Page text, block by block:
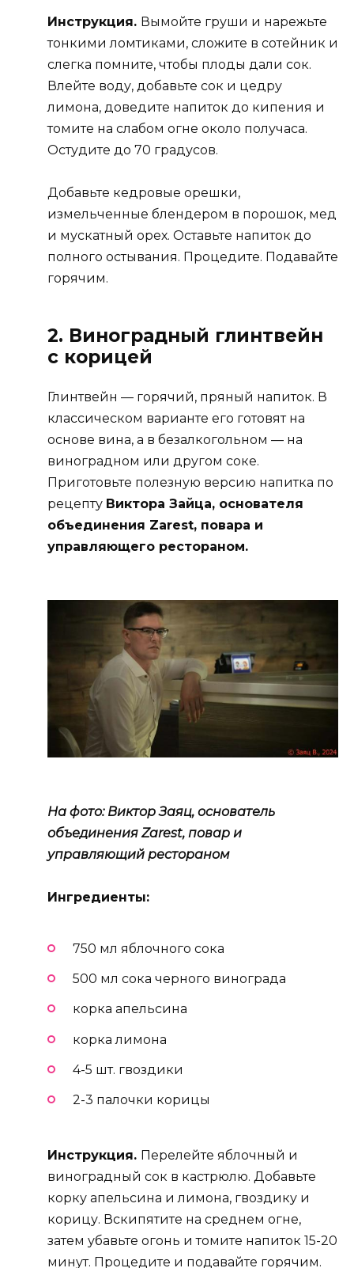
Инструкция. Вымойте груши и нарежьте
тонкими ломтиками, сложите в сотейник и
слегка помните, чтобы плоды дали сок.
Влейте воду, добавьте сок и цедру
лимона, доведите напиток до кипения и
томите на слабом огне около получаса.
Остудите до 70 градусов.
Добавьте кедровые орешки,
измельченные блендером в порошок, мед
и мускатный орех. Оставьте напиток до
полного остывания. Процедите. Подавайте
горячим.
2. Виноградный глинтвейн
с корицей
Глинтвейн — горячий, пряный напиток. В
классическом варианте его готовят на
основе вина, а в безалкогольном — на
виноградном или другом соке.
Приготовьте полезную версию напитка по
рецепту Виктора Зайца, основателя
объединения Zarest, повара и
управляющего рестораном.
На фото: Виктор Заяц, основатель
объединения Zarest, повар и
управляющий рестораном
Ингредиенты:
750 мл яблочного сока
500 мл сока черного винограда
корка апельсина
корка лимона
4-5 шт. гвоздики
2-3 палочки корицы
Инструкция. Перелейте яблочный и
виноградный сок в кастрюлю. Добавьте
корку апельсина и лимона, гвоздику и
корицу. Вскипятите на среднем огне,
затем убавьте огонь и томите напиток 15-20
минут. Процедите и подавайте горячим.